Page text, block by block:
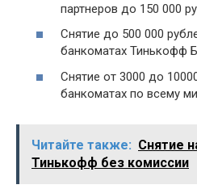
партнеров до 150 000
Снятие до 500 000
банкоматах Тинькофф
Снятие от 3000 до
банкоматах по всему
Читайте также: Снятие
Тинькофф без комиссии